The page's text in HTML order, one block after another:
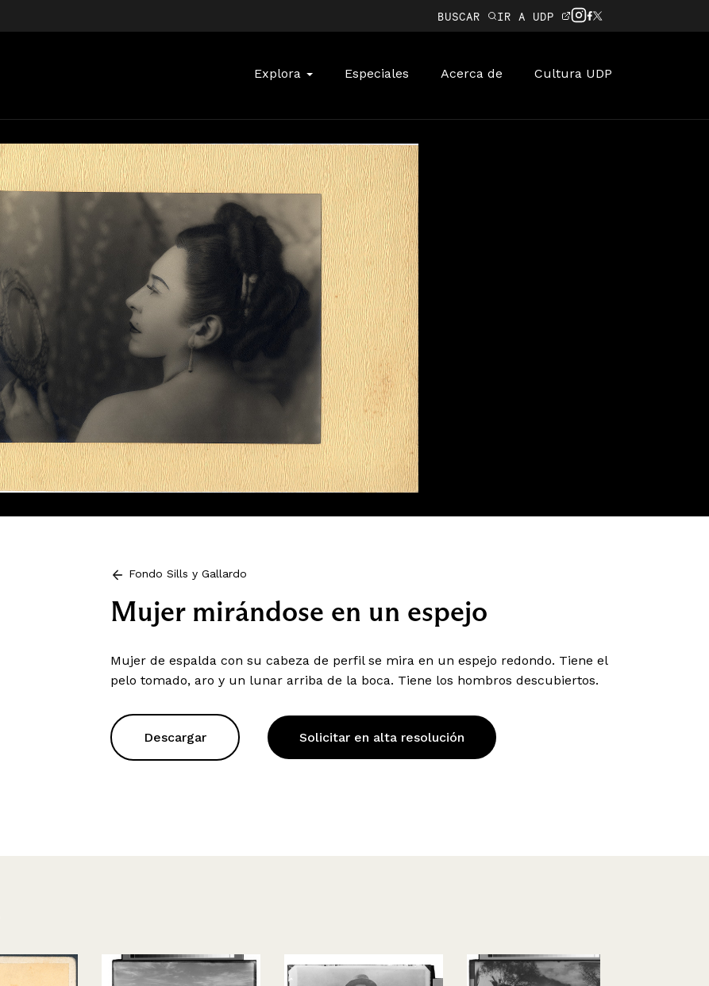
BUSCAR IR A UDP
Explora Especiales Acerca de Cultura UDP
Fondo Sills y Gallardo
Mujer mirándose en un espejo
Mujer de espalda con su cabeza de perfil se mira en un espejo redondo. Tiene el
pelo tomado, aro y un lunar arriba de la boca. Tiene los hombros descubiertos.
Descargar Solicitar en alta resolución